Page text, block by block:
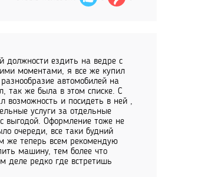
должности ездить на ведре с
моментами, я все же купил
автомобилей на
так же была в этом списке. С
возможность и посидеть в ней ,
услуги за отдельные
выгодой. Оформление тоже не
очереди, все таки будний
же теперь всем рекомендую
машину, тем более что
деле редко где встретишь